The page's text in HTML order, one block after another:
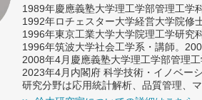
1989年慶應義塾大学理工学部管理工学
1992年ロチェスター大学経営大学院修
1996年東京工業大学大学院理工学研究
1996年筑波大学社会工学系・講師。
2008年4月慶應義塾大学理工学部管理
2023年4月内閣府 科学技術・イノベー
研究分野は応用統計解析、品質管理、マ